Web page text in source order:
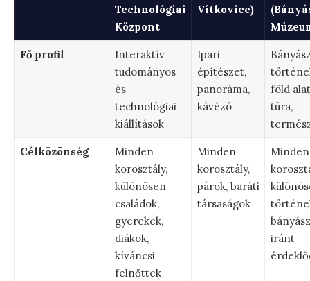
Technológiai
Központ
Vítkovice)
Fő profil
Interaktív
tudományos
és
technológiai
kiállítások
Ipari
építészet,
panoráma,
kávézó
föld
túra,
Célközönség
Minden
korosztály,
különösen
családok,
gyerekek,
diákok,
kíváncsi
felnőttek
Minden
korosztály,
párok, baráti
társaságok
Minden
iránt